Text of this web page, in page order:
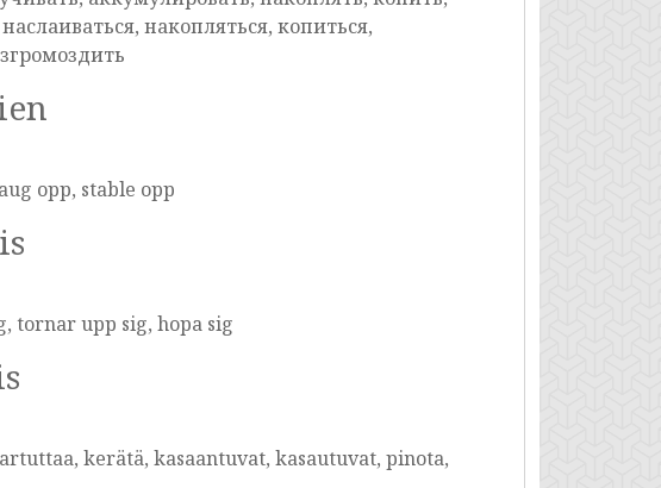
накопляться, копиться,
opp, stable opp
tornar upp sig, hopa sig
kerätä, kasaantuvat, kasautuvat, pinota,